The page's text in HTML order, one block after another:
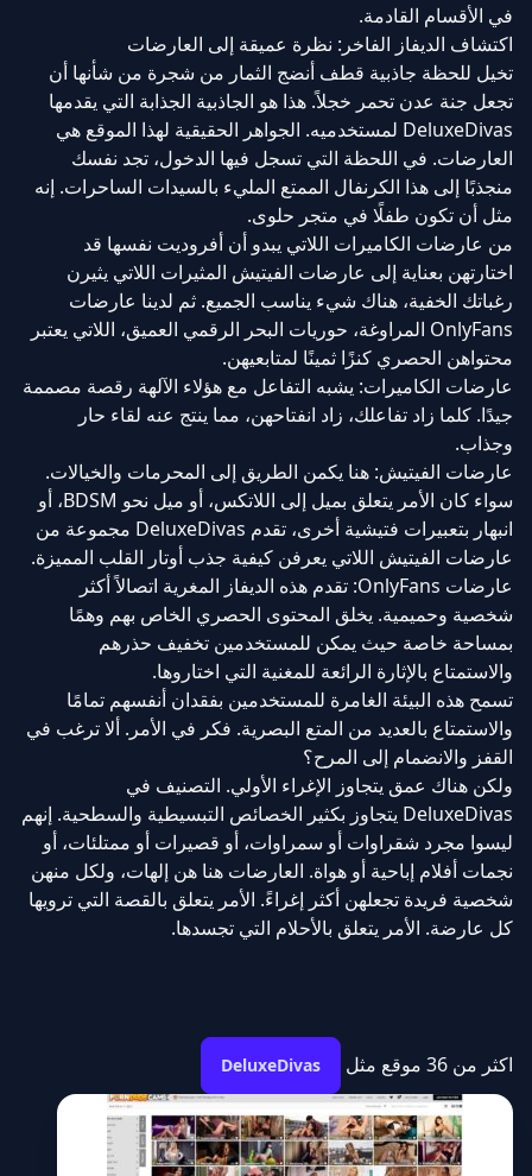
في الأقسام القادمة.
اكتشاف الديفاز الفاخر: نظرة عميقة إلى العارضات
تخيل للحظة جاذبية قطف أنضج الثمار من شجرة من شأنها أن
تجعل جنة عدن تحمر خجلاً. هذا هو الجاذبية الجذابة التي يقدمها
DeluxeDivas لمستخدميه. الجواهر الحقيقية لهذا الموقع هي
العارضات. في اللحظة التي تسجل فيها الدخول، تجد نفسك
منجذبًا إلى هذا الكرنفال الممتع المليء بالسيدات الساحرات. إنه
مثل أن تكون طفلًا في متجر حلوى.
من عارضات الكاميرات اللاتي يبدو أن أفروديت نفسها قد
اختارتهن بعناية إلى عارضات الفيتيش المثيرات اللاتي يثيرن
رغباتك الخفية، هناك شيء يناسب الجميع. ثم لدينا عارضات
OnlyFans المراوغة، حوريات البحر الرقمي العميق، اللاتي يعتبر
محتواهن الحصري كنزًا ثمينًا لمتابعيهن.
عارضات الكاميرات: يشبه التفاعل مع هؤلاء الآلهة رقصة مصممة
جيدًا. كلما زاد تفاعلك، زاد انفتاحهن، مما ينتج عنه لقاء حار
وجذاب.
عارضات الفيتيش: هنا يكمن الطريق إلى المحرمات والخيالات.
سواء كان الأمر يتعلق بميل إلى اللاتكس، أو ميل نحو BDSM، أو
انبهار بتعبيرات فتيشية أخرى، تقدم DeluxeDivas مجموعة من
عارضات الفيتيش اللاتي يعرفن كيفية جذب أوتار القلب المميزة.
عارضات OnlyFans: تقدم هذه الديفاز المغرية اتصالاً أكثر
شخصية وحميمية. يخلق المحتوى الحصري الخاص بهم وهمًا
بمساحة خاصة حيث يمكن للمستخدمين تخفيف حذرهم
والاستمتاع بالإثارة الرائعة للمغنية التي اختاروها.
تسمح هذه البيئة الغامرة للمستخدمين بفقدان أنفسهم تمامًا
والاستمتاع بالعديد من المتع البصرية. فكر في الأمر. ألا ترغب في
القفز والانضمام إلى المرح؟
ولكن هناك عمق يتجاوز الإغراء الأولي. التصنيف في
DeluxeDivas يتجاوز بكثير الخصائص التبسيطية والسطحية. إنهم
ليسوا مجرد شقراوات أو سمراوات، أو قصيرات أو ممتلئات، أو
نجمات أفلام إباحية أو هواة. العارضات هنا هن إلهات، ولكل منهن
شخصية فريدة تجعلهن أكثر إغراءً. الأمر يتعلق بالقصة التي ترويها
كل عارضة. الأمر يتعلق بالأحلام التي تجسدها.
اكثر من 36 موقع مثل DeluxeDivas